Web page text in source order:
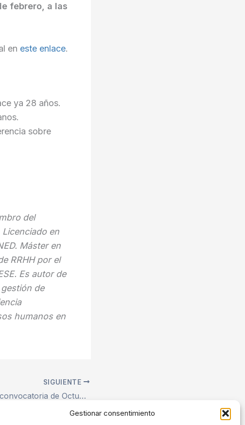
Gestionar consentimiento
febrero, a las
en este enlace.
ya 28 años.
sobre
del
Licenciado en
Máster en
RRHH por el
Es autor de
de
humanos en
SIGUIENTE
Abierta la convocatoria de Octubre 2021